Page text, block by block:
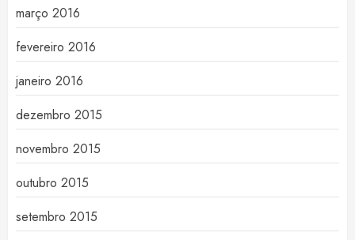
março 2016
fevereiro 2016
janeiro 2016
dezembro 2015
novembro 2015
outubro 2015
setembro 2015